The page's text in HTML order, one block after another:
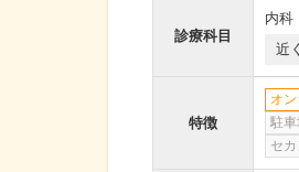
診療科目
内科
近
特徴
オ
駐
セ